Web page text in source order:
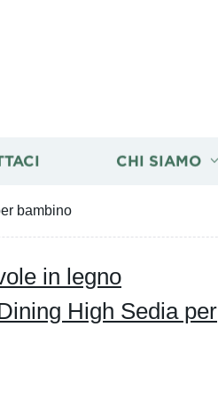
CHI SIAMO
bambino
in legno
High Sedia per